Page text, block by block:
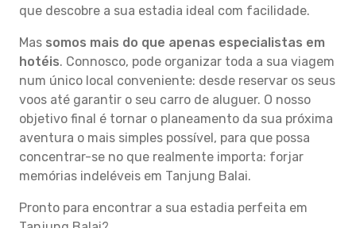
que descobre a sua estadia ideal com facilidade.
Mas somos mais do que apenas especialistas em
hotéis. Connosco, pode organizar toda a sua viagem
num único local conveniente: desde reservar os seus
voos até garantir o seu carro de aluguer. O nosso
objetivo final é tornar o planeamento da sua próxima
aventura o mais simples possível, para que possa
concentrar-se no que realmente importa: forjar
memórias indeléveis em Tanjung Balai.
Pronto para encontrar a sua estadia perfeita em